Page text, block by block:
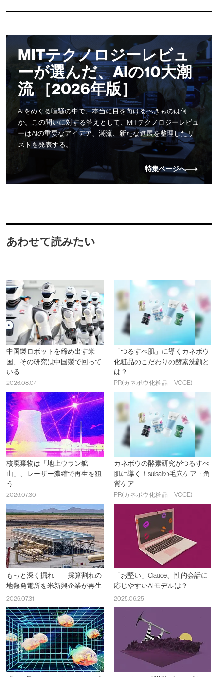
MITテクノロジーレビュ
ーが選んだ、AIの10大潮
流 ［2026年版］
AIをめぐる喧騒の中で、本当に目を向けるべきものは何
か。この問いに対する答えとして、MITテクノロジーレビュ
ーはAIの重要なアイデア、潮流、新たな進展を整理したリ
ストを発表する。
特集ページへ
あわせて読みたい
中国製ロボットを締め出す米
国、その研究は中国製で回って
いる
2026.08.04
「つるすべ肌」に導くカネボウ
化粧品のこだわりの酵素洗顔と
は？
PR(カネボウ化粧品｜VOCE)
核廃棄物は「地上ウラン鉱
山」、レーザー濃縮で再生を狙
う
2026.07.30
カネボウの酵素研究がつるすべ
肌に導く！suisaiの毛穴ケア・角
質ケア
PR(カネボウ化粧品｜VOCE)
もっと深く掘れ——採算割れの
地熱発電所を米新興企業が再生
2026.07.31
「お堅い」Claude、性的会話に
応じやすいAIモデルは？
2025.06.25